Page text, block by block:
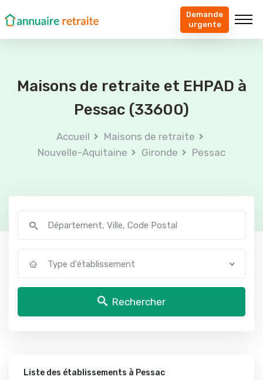
Demande
urgente
Maisons de retraite et EHPAD à
Pessac (33600)
Accueil
Maisons de retraite
Nouvelle-Aquitaine
Gironde Pessac
Type d'établissement
Rechercher
Liste des établissements à Pessac